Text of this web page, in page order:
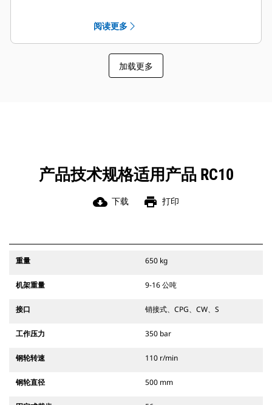
需维修的情况下延长工作时间。
使用旋转切割器处理后，物料可直接
在其他项目中重复使用，减少了铲斗
清除碎屑时的磨损。
阅读更多
加载更多
产品技术规格适用产品 RC10
cloud_download 下载 print 打印
重量 650 kg
机架重量 9-16 公吨
接口 销接式、CPG、CW、S
工作压力 350 bar
钢轮转速 110 r/min
钢轮直径 500 mm